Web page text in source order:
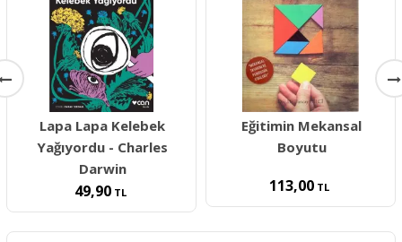
Lapa Lapa Kelebek
Yağıyordu - Charles
Darwin
49,90TL
Eğitimin Mekansal
Boyutu
113,00 TL